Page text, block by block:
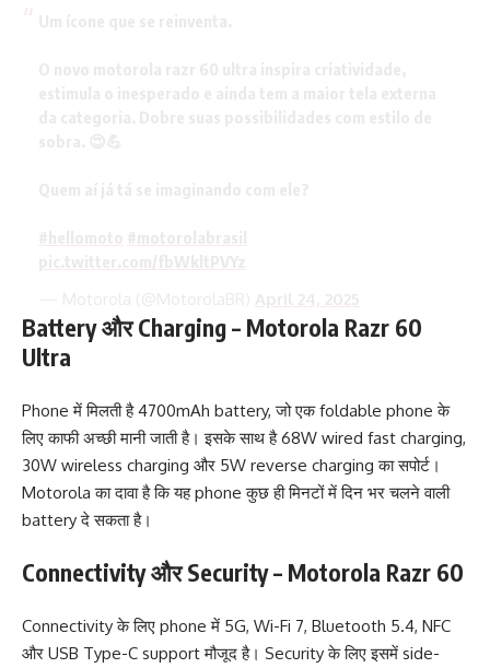
Battery और Charging – Motorola Razr 60
Ultra
Phone में मिलती है 4700mAh battery, जो एक foldable phone के
लिए काफी अच्छी मानी जाती है। इसके साथ है 68W wired fast charging,
30W wireless charging और 5W reverse charging का सपोर्ट।
Motorola का दावा है कि यह phone कुछ ही मिनटों में दिन भर चलने वाली
battery दे सकता है।
Connectivity और Security – Motorola Razr 60
Connectivity के लिए phone में 5G, Wi-Fi 7, Bluetooth 5.4, NFC
और USB Type-C support मौजूद है। Security के लिए इसमें side-